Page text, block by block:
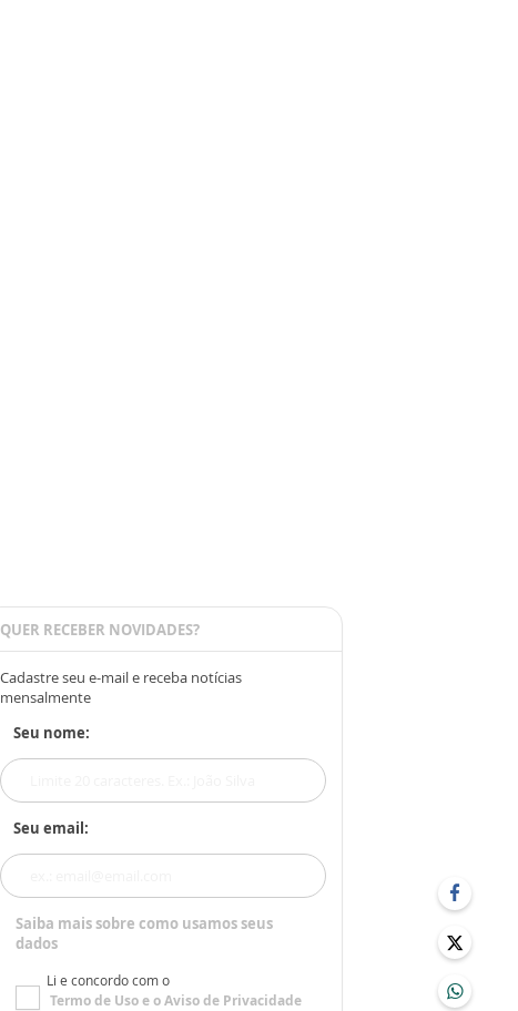
QUER RECEBER NOVIDADES?
Cadastre seu e-mail e receba notícias
mensalmente
Seu nome:
Seu email:
Saiba mais sobre como usamos seus
dados
Li e concordo com o
Termo de Usoe oAviso de Privacidade